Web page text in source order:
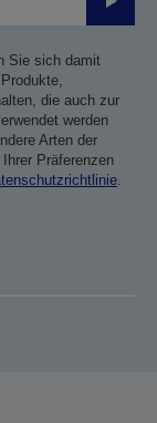
Sie sich damit
die auch zur
werden
Arten der
Präferenzen
.